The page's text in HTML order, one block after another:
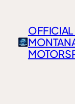
OFFICIAL